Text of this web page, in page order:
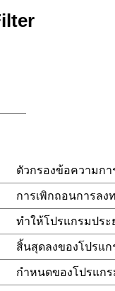
ตัวกรองข้อความกา
การเพิกถอนการลง
ทำให้โปรแกรมประ
สิ้นสุดลงของโปรแก
กำหนดของโปรแกร